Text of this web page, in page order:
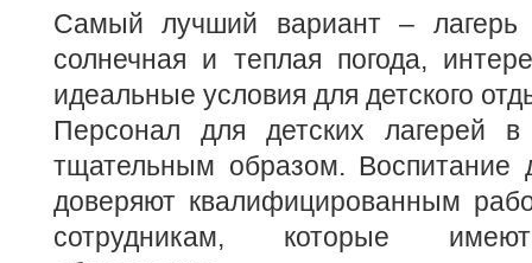
Самый лучший вариант –
солнечная и теплая погода,
идеальные условия для детского
Персонал для детских лагерей
тщательным образом. Воспитание
доверяют квалифицированным
сотрудникам, которые имеют